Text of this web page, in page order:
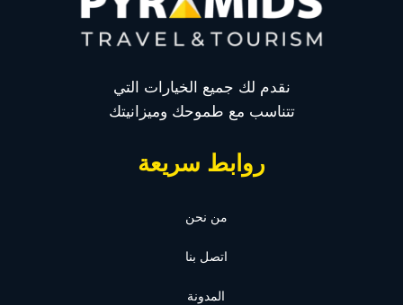
نقدم لك جميع الخيارات التي
تتناسب مع طموحك وميزانيتك
روابط سريعة
من نحن
اتصل بنا
المدونة